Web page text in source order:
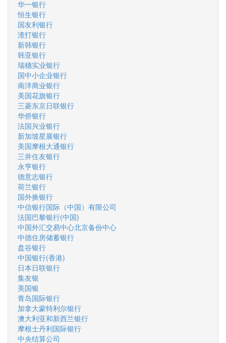
华一银行
恒生银行
国友利银行
渣打银行
新韩银行
韩亚银行
瑞穗实业银行
国中小企业银行
南洋商业银行
美国花旗银行
三菱东京日联银行
华侨银行
法国兴业银行
新加坡星展银行
美国摩根大通银行
三井住友银行
永亨银行
德意志银行
荷兰银行
国外换银行
中信银行国际（中国）有限公司
法国巴黎银行(中国)
中国外汇交易中心北京备份中心
中德住房储蓄银行
盘谷银行
中国银行(香港)
日本日联银行
集友银
美国银
青岛国际银行
加拿大蒙特利尔银行
澳大利亚和新西兰银行
摩根士丹利国际银行
中央结算公司